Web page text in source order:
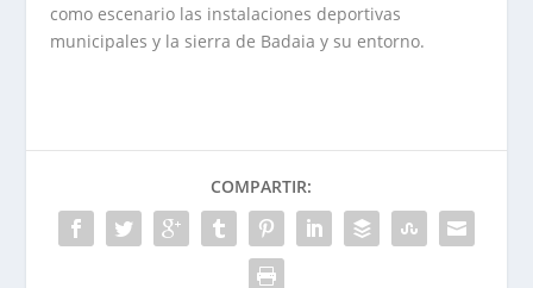
como escenario las instalaciones deportivas
municipales y la sierra de Badaia y su entorno.
COMPARTIR: